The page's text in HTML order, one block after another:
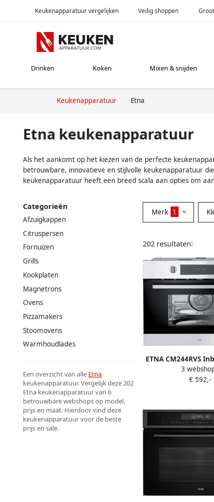
Keukenapparatuur vergelijken Veilig shoppen
Drinken Koken Mixen & snijden
Keukenapparatuur Etna
Etna keukenapparatuur
Als het aankomt op het kiezen van de perfecte
betrouwbare, innovatieve en stijlvolle keukenapparatuur
keukenapparatuur heeft een breed scala aan opties om
Categorieën
Afzuigkappen
Citruspersen
Fornuizen
Grills
Kookplaten
Magnetrons
Ovens
Pizzamakers
Stoomovens
Warmhoudlades
Een overzicht van alle Etna
keukenapparatuur. Vergelijk deze 202
Etna keukenapparatuur van 6
betrouwbare webshops op model,
prijs en maat. Hierdoor vind deze
keukenapparatuur voor de beste
prijs en sale.
Merk 1
202 resultaten:
ETNA CM244RVS
Magnetron 44L
en Grill 20
3
€ 592,-